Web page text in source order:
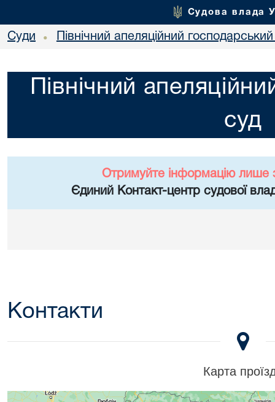
Судова влада
Суди • Північний апеляційний
Північний
суд
Отримуйте інформацію лише
Єдиний Контакт-центр судової
Контакти
Карта